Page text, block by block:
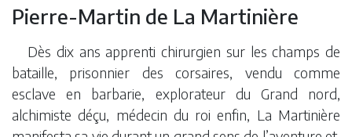
Pierre-Martin de La Martinière
Dès dix ans apprenti chirurgien sur les champs de
bataille, prisonnier des corsaires, vendu comme
esclave en barbarie, explorateur du Grand nord,
alchimiste déçu, médecin du roi enfin, La Martinière